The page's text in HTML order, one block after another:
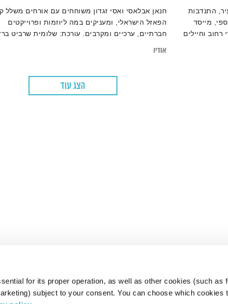
for its proper operation, as well as other cookies (such as
subject to your consent. You can choose which cookies
התנדבות
מייסד
רחוב וחיילים
חנאן אבלאסי ואסי זגדון משוחחים עם אורחים משלל
הפאזל הישראלי, ומעניקים במה ליוזמות ופרוייקטים
חברתיים, ערכיים ומקרבים. עורכת: שלומית שרביט
אודיו
הצג עוד